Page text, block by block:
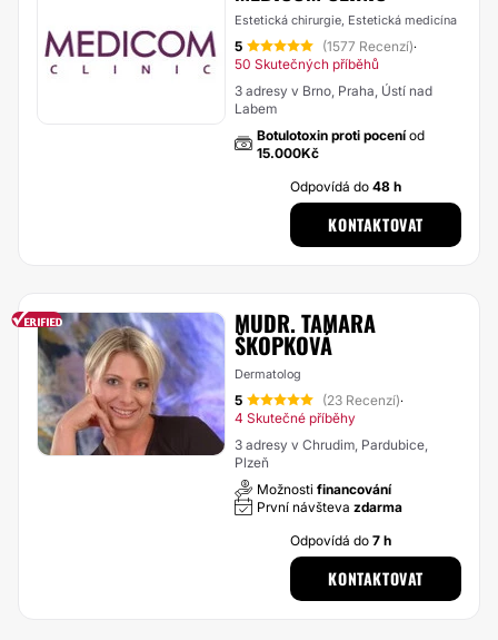
Estetická chirurgie, Estetická medicína
5 (1577 Recenzí)·
50 Skutečných příběhů
3 adresy v Brno, Praha, Ústí nad
Labem
Botulotoxin proti poceníod
15.000Kč
Odpovídá do48 h
KONTAKTOVAT
MUDR. TAMARA
ŠKOPKOVÁ
Dermatolog
5 (23 Recenzí)·
4 Skutečné příběhy
3 adresy v Chrudim, Pardubice,
Plzeň
Možnosti financování
První návšteva zdarma
Odpovídá do7 h
KONTAKTOVAT